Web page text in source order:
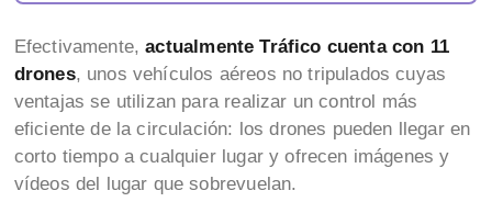
Efectivamente,actualmente Tráfico cuenta con 11
drones, unos vehículos aéreos no tripulados cuyas
ventajas se utilizan para realizar un control más
eficiente de la circulación: los drones pueden llegar en
corto tiempo a cualquier lugar y ofrecen imágenes y
vídeos del lugar que sobrevuelan.